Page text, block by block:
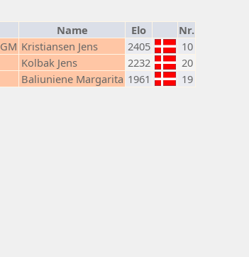
Name Elo
Nr.
GM Kristiansen Jens 2405
10
Kolbak Jens 2232
20
Baliuniene Margarita 1961 19